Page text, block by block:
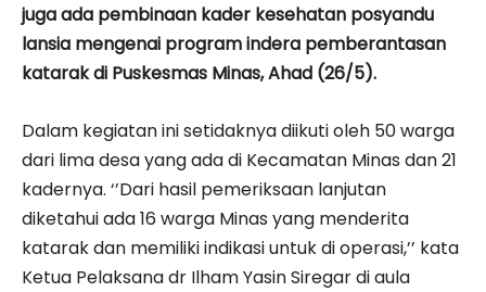
juga ada pembinaan kader kesehatan posyandu
lansia mengenai program indera pemberantasan
katarak di Puskesmas Minas, Ahad (26/5).
Dalam kegiatan ini setidaknya diikuti oleh 50 warga
dari lima desa yang ada di Kecamatan Minas dan 21
kadernya. ‘’Dari hasil pemeriksaan lanjutan
diketahui ada 16 warga Minas yang menderita
katarak dan memiliki indikasi untuk di operasi,’’ kata
Ketua Pelaksana dr Ilham Yasin Siregar di aula